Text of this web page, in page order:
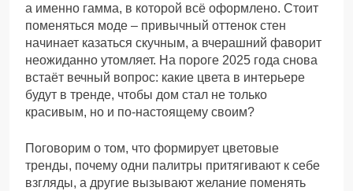
а именно гамма, в которой всё оформлено. Стоит
поменяться моде – привычный оттенок стен
начинает казаться скучным, а вчерашний фаворит
неожиданно утомляет. На пороге 2025 года снова
встаёт вечный вопрос: какие цвета в интерьере
будут в тренде, чтобы дом стал не только
красивым, но и по‑настоящему своим?
Поговорим о том, что формирует цветовые
тренды, почему одни палитры притягивают к себе
взгляды, а другие вызывают желание поменять